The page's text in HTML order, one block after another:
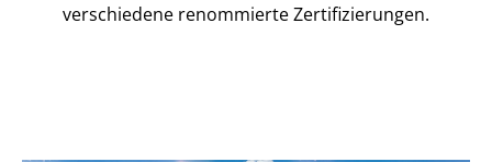
verschiedene renommierte Zer­ti­fi­zie­run­gen.